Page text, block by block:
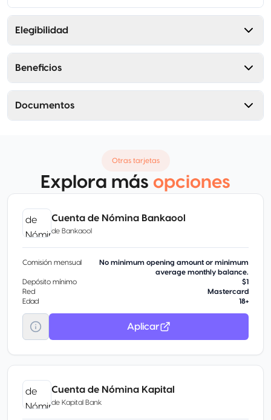
Elegibilidad
Beneficios
Documentos
Otras tarjetas
Explora más opciones
Cuenta de Nómina Bankaool
de Bankaool
Comisión mensual
No minimum opening amount or minimum
average monthly balance.
Depósito mínimo
$1
Red
Mastercard
Edad
18+
Aplicar
Cuenta de Nómina Kapital
de Kapital Bank